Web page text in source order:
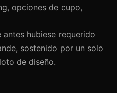
opciones de cupo,
hubiese requerido
sostenido por un solo
de diseño.